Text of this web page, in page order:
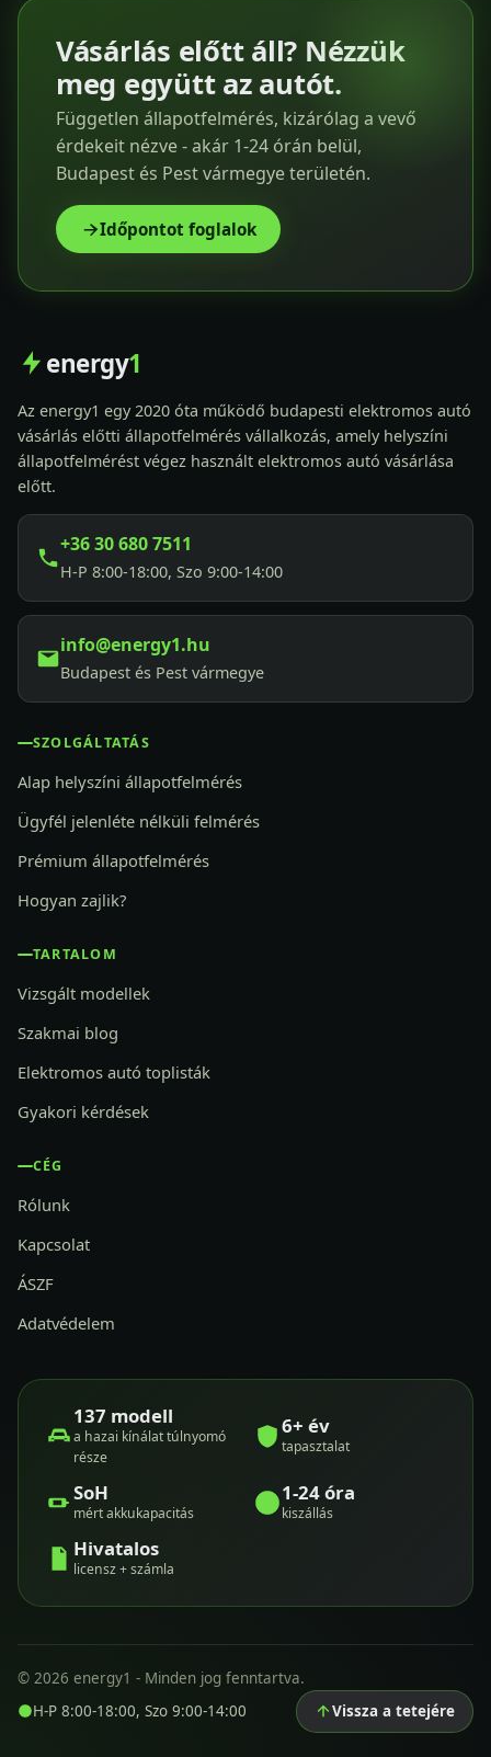
Vásárlás előtt áll? Nézzük
meg együtt az autót.
Független állapotfelmérés, kizárólag a vevő
érdekeit nézve - akár 1-24 órán belül,
Budapest és Pest vármegye területén.
Időpontot foglalok
energy1
Az energy1 egy 2020 óta működő budapesti elektromos autó
vásárlás előtti állapotfelmérés vállalkozás, amely helyszíni
állapotfelmérést végez használt elektromos autó vásárlása
előtt.
+36 30 680 7511
H-P 8:00-18:00, Szo 9:00-14:00
info@energy1.hu
Budapest és Pest vármegye
SZOLGÁLTATÁS
Alap helyszíni állapotfelmérés
Ügyfél jelenléte nélküli felmérés
Prémium állapotfelmérés
Hogyan zajlik?
TARTALOM
Vizsgált modellek
Szakmai blog
Elektromos autó toplisták
Gyakori kérdések
CÉG
Rólunk
Kapcsolat
ÁSZF
Adatvédelem
137 modell
a hazai kínálat túlnyomó
része
6+ év
tapasztalat
SoH
mért akkukapacitás
1-24 óra
kiszállás
Hivatalos
licensz + számla
© 2026 energy1 - Minden jog fenntartva.
H-P 8:00-18:00, Szo 9:00-14:00
Vissza a tetejére